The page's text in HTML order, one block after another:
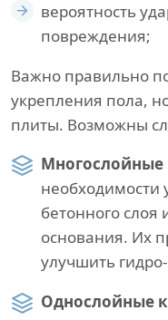
вероятность
повреждения;
Важно правильно
укрепления пола,
плиты. Возможны
Многослойные
необходимости
бетонного
основания. Их
улучшить
Однослойные